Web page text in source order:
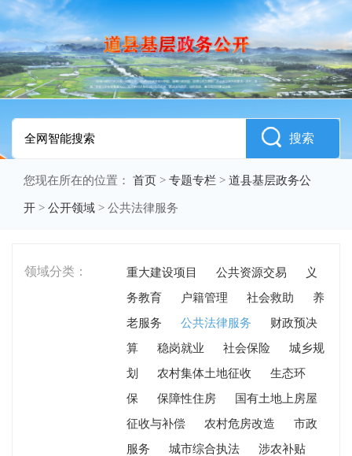
搜索
您现在所在的位置： 首页 > 专题专栏 > 道县基层政务公
开 > 公开领域 > 公共法律服务
领域分类： 重大建设项目 公共资源交易
义
务教育
户籍管理 社会救助
养
老服务
公共法律服务
财政预决
算
稳岗就业 社会保险
城乡规
划
农村集体土地征收
生态环
保
保障性住房
国有土地上房屋
征收与补偿
农村危房改造
市政
服务
城市综合执法
涉农补贴